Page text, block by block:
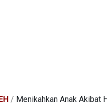
/ Menikahkan Anak Akibat